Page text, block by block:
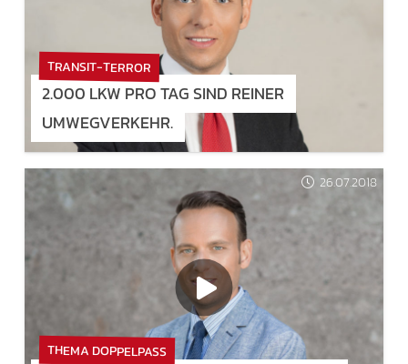
TRANSIT-TERROR
2.000 LKW PRO TAG SIND REINER
UMWEGVERKEHR.
26.07.2018
THEMA DOPPELPASS